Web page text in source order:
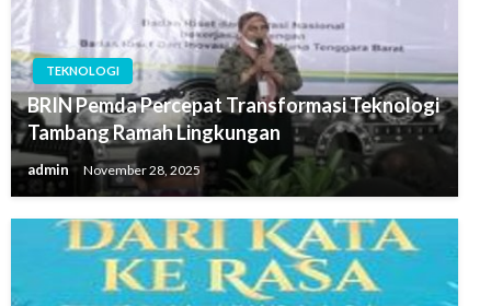
TEKNOLOGI
BRIN Pemda Percepat Transformasi Teknologi
Tambang Ramah Lingkungan
admin November 28, 2025